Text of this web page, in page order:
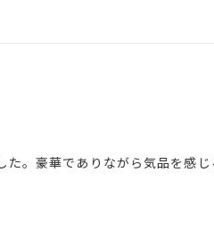
。豪華でありながら気品を感